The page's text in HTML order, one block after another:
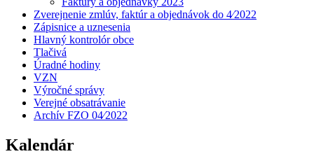
Zverejnenie zmlúv, faktúr a objednávok do 4⁄2022
Zápisnice a uznesenia
Hlavný kontrolór obce
Tlačivá
Úradné hodiny
VZN
Výročné správy
Verejné obsatrávanie
Archív FZO 04⁄2022
Kalendár